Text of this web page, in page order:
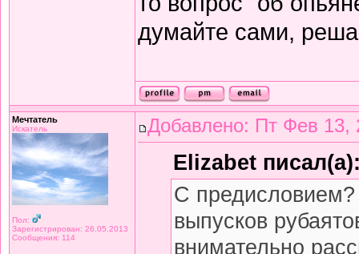
думайте сами,
Мечтатель
Искатель
Пол:
Зарегистрирован: 26.05.2013
Сообщения: 114
Добавлено: Пт Фев 13,
Elizabet
С
выпусков
внимательно